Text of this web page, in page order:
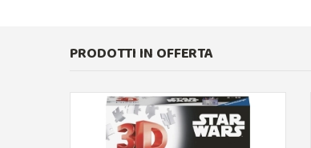
PRODOTTI IN OFFERTA